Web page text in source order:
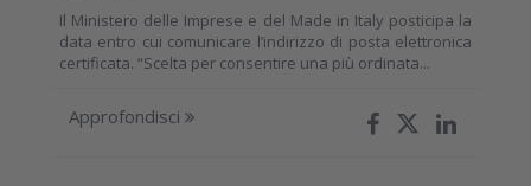
Il Ministero delle Imprese e del Made in Italy posticipa la
data entro cui comunicare l’indirizzo di posta elettronica
certificata. “Scelta per consentire una più ordinata...
Approfondisci